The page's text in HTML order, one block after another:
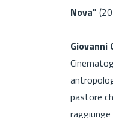
Nova"
Giovanni
pastore